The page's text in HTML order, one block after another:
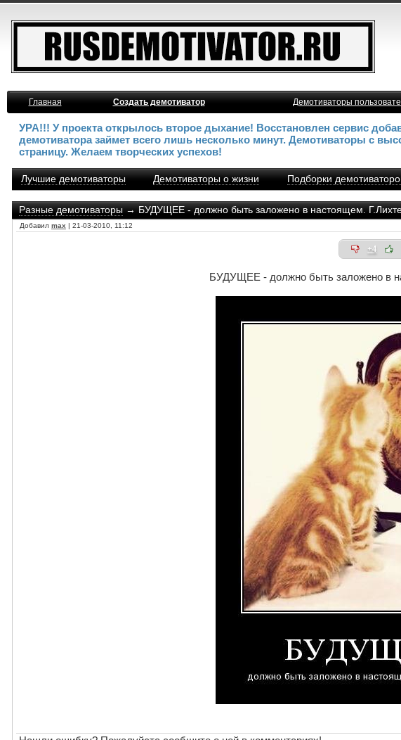
Главная
Создать демотиватор Демотиваторы
УРА!!! У проекта открылось второе дыхание! Восстановлен сервис
демотиватора займет всего лишь несколько минут. Демотиваторы с
страницу. Желаем творческих успехов!
Лучшие демотиваторы Демотиваторы о жизни Подборки
Разные демотиваторы→ БУДУЩЕЕ - должно быть заложено в настоящем.
Добавил max | 21-03-2010, 11:12
+4
БУДУЩЕЕ - должно быть заложено в